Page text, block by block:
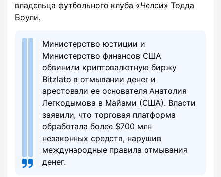
владельца футбольного клуба «Челси» Тодда
Боули.
Министерство юстиции и
Министерство финансов США
обвинили криптовалютную биржу
Bitzlato в отмывании денег и
арестовали ее основателя Анатолия
Легкодымова в Майами (США). Власти
заявили, что торговая платформа
обработала более $700 млн
незаконных средств, нарушив
международные правила отмывания
денег.